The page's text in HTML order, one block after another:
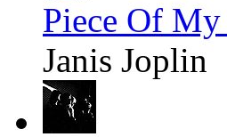
Piece Of
Janis Joplin